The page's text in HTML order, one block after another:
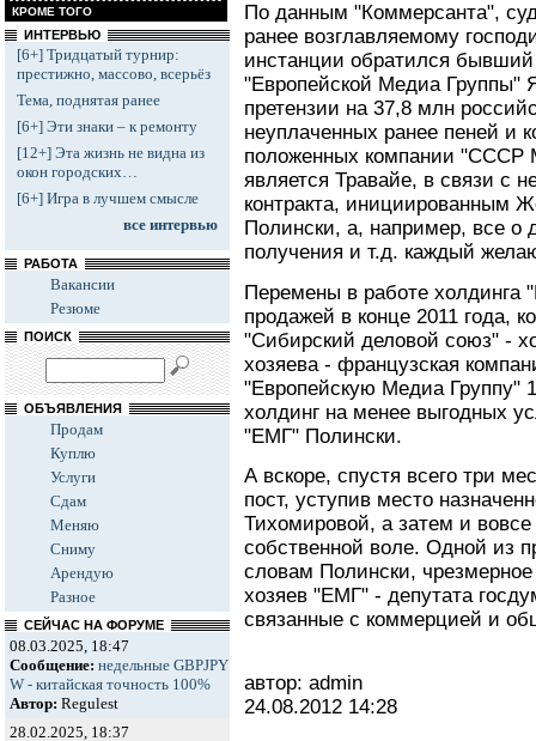
КРОМЕ ТОГО
ИНТЕРВЬЮ
[6+] Тридцатый турнир:
престижно, массово, всерьёз
Тема, поднятая ранее
[6+] Эти знаки – к ремонту
[12+] Эта жизнь не видна из
окон городских…
[6+] Игра в лучшем смысле
все интервью
РАБОТА
Вакансии
Резюме
ПОИСК
ОБЪЯВЛЕНИЯ
Продам
Куплю
Услуги
Сдам
Меняю
Сниму
Арендую
Разное
СЕЙЧАС НА ФОРУМЕ
08.03.2025, 18:47
Сообщение: недельные GBPJPY
W - китайская точность 100%
Автор: Regulest
28.02.2025, 18:37
По данным "Коммерсанта",
ранее возглавляемому
инстанции обратился бывший
"Европейской Медиа Группы"
претензии на 37,8 млн
неуплаченных ранее пеней и
положенных компании "СССР
является Травайе, в связи с
контракта, инициированным
Полински, а, например, все о
получения и т.д. каждый
Перемены в работе холдинга
продажей в конце 2011 года,
"Сибирский деловой союз" -
хозяева - французская
"Европейскую Медиа Группу"
холдинг на менее выгодных
"ЕМГ" Полински.
А вскоре, спустя всего три
пост, уступив место
Тихомировой, а затем и вовсе
собственной воле. Одной из
словам Полински,
хозяев "ЕМГ" - депутата
связанные с коммерцией и
автор: admin
24.08.2012 14:28